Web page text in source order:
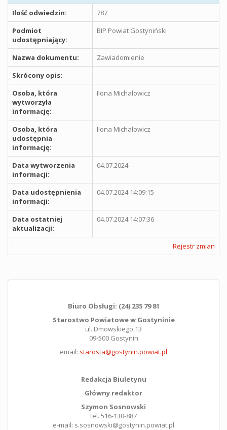
Ilość odwiedzin:
787
Podmiot
udostępniający:
BIP Powiat Gostyniński
Nazwa dokumentu:
Zawiadomienie
Skrócony opis:
Osoba, która
wytworzyła
informację:
Ilona Michałowicz
Osoba, która
udostępnia
informację:
Ilona Michałowicz
Data wytworzenia
informacji:
04.07.2024
Data udostępnienia
informacji:
04.07.2024 14:09:15
Data ostatniej
aktualizacji:
04.07.2024 14:07:36
Rejestr zmian
Biuro Obsługi: (24) 235 79 81
Starostwo Powiatowe w Gostyninie
ul. Dmowskiego 13
09-500 Gostynin
email: starosta@gostynin.powiat.pl
Redakcja Biuletynu
Główny redaktor
Szymon Sosnowski
tel. 516-130-887
e-mail: s.sosnowski@gostynin.powiat.pl